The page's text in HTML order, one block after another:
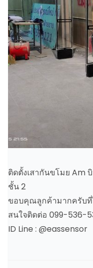
ติดตั้งเสากันขโมย Am
ชั้น 2
ขอบคุณลูกค้ามากครับที่
สนใจติดต่อ 099-536-
ID Line : @eassensor